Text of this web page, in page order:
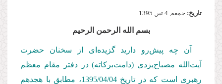
تاریخ: جمعه, 4 تير, 1395
بسم الله الرحمن الرحیم
آن چه پیش‌رو دارید گزیده‌ای از سخنان حضرت
آیت‌الله مصباح‌یزدی (دامت‌بركاته) در دفتر مقام معظم
رهبری است كه در تاریخ 1395/04/04، مطابق با هجدهم